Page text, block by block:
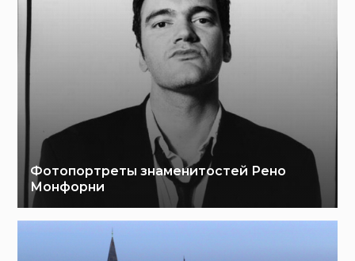
Фотопортреты знаменитостей Рено
Монфорни